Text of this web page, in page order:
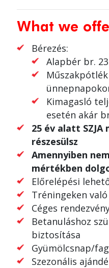
What we
Bérezés:
Alapbér br.
Műszakpótlék
Kimagasló
esetén akár
25 év alatt SZJA
részesülsz
Amennyiben
mértékben
Előrelépési
Tréningeken
Céges
Betanuláshoz
biztosítása
Gyümölcsnap/
Szezonális